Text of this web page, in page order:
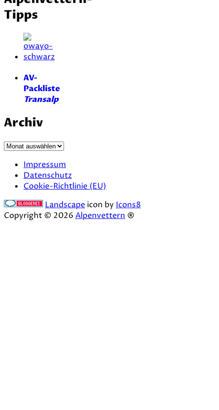
Tipps
AV-
Packliste
Transalp
Archiv
Archiv
Impressum
Datenschutz
Cookie-Richtlinie (EU)
Landscape icon by Icons8
Copyright © 2026 Alpenvettern ®